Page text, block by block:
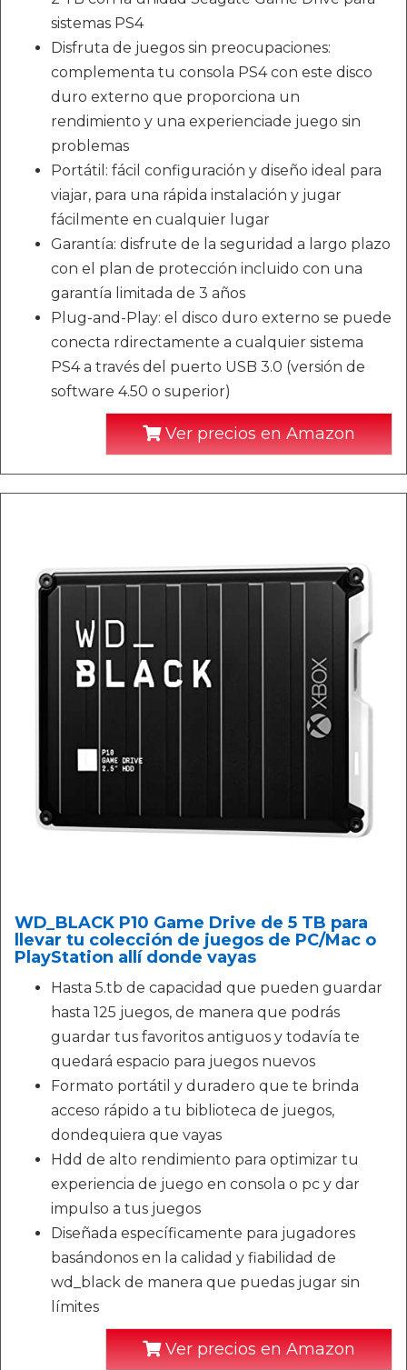
sistemas PS4
Disfruta de juegos sin preocupaciones:
complementa tu consola PS4 con este disco
duro externo que proporciona un
rendimiento y una experienciade juego sin
problemas
Portátil: fácil configuración y diseño ideal para
viajar, para una rápida instalación y jugar
fácilmente en cualquier lugar
Garantía: disfrute de la seguridad a largo plazo
con el plan de protección incluido con una
garantía limitada de 3 años
Plug-and-Play: el disco duro externo se puede
conecta rdirectamente a cualquier sistema
PS4 a través del puerto USB 3.0 (versión de
software 4.50 o superior)
Ver precios en Amazon
WD_BLACK P10 Game Drive de 5 TB para
llevar tu colección de juegos de PC/Mac o
PlayStation allí donde vayas
Hasta 5.tb de capacidad que pueden guardar
hasta 125 juegos, de manera que podrás
guardar tus favoritos antiguos y todavía te
quedará espacio para juegos nuevos
Formato portátil y duradero que te brinda
acceso rápido a tu biblioteca de juegos,
dondequiera que vayas
Hdd de alto rendimiento para optimizar tu
experiencia de juego en consola o pc y dar
impulso a tus juegos
Diseñada específicamente para jugadores
basándonos en la calidad y fiabilidad de
wd_black de manera que puedas jugar sin
límites
Ver precios en Amazon